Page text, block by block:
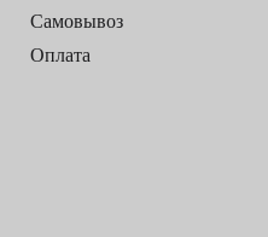
Самовывоз
Оплата